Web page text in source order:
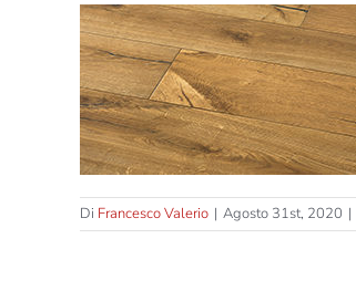
Di Francesco Valerio | Agosto 31st, 2020 |